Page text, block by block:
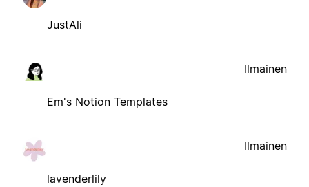
JustAli
Em's Notion Templates
Ilmainen
lavenderlily
Ilmainen